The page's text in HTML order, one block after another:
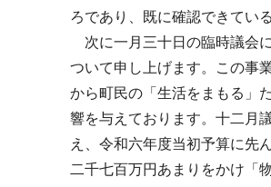
ろであり、既に確認できてい
次に一月三十日の臨時議会
ついて申し上げます。この事
から町民の「生活をまもる」
響を与えております。十二月
え、令和六年度当初予算に先
二千七百万円あまりをかけ「